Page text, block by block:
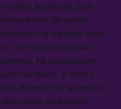
militari legati agli Stati
del giorno
che bersagli sono
che ospita la Quinta
ha condannato
territorio. A monte
di Hormuz: da quando il
della rivoluzione